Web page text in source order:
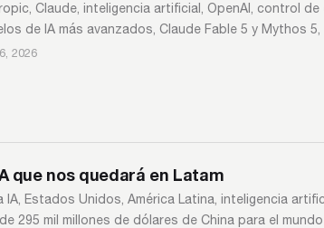
Claude, inteligencia artificial, OpenAI, control
de IA más avanzados, Claude Fable 5 y Mythos
2026
que nos quedará en Latam
IA, Estados Unidos, América Latina, inteligencia
295 mil millones de dólares de China para el